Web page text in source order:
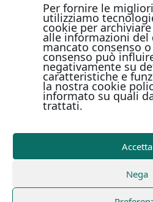
Per fornire le
utilizziamo
cookie per
alle informazioni
mancato consenso
consenso può
negativamente su
caratteristiche e
la nostra cookie
informato su quali
trattati.
Accetta
Nega
PAGAMENTI ONLINE
Metodi di pagamento
Copyright © Il Terebinto
Termini e